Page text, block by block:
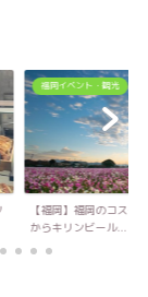
福岡イベント・観光
【福岡】福岡のコスモ
からキリンビール...